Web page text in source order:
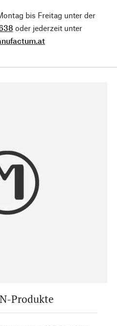
bis Freitag unter der
oder jederzeit unter
Produkte